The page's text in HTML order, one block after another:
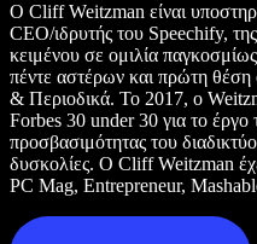
Ο Cliff Weitzman είναι
CEO/ιδρυτής του Speechify,
κειμένου σε ομιλία
πέντε αστέρων και πρώτη
& Περιοδικά. Το 2017, ο
Forbes 30 under 30 για το έργο
προσβασιμότητας του
δυσκολίες. Ο Cliff Weitzman
PC Mag, Entrepreneur,